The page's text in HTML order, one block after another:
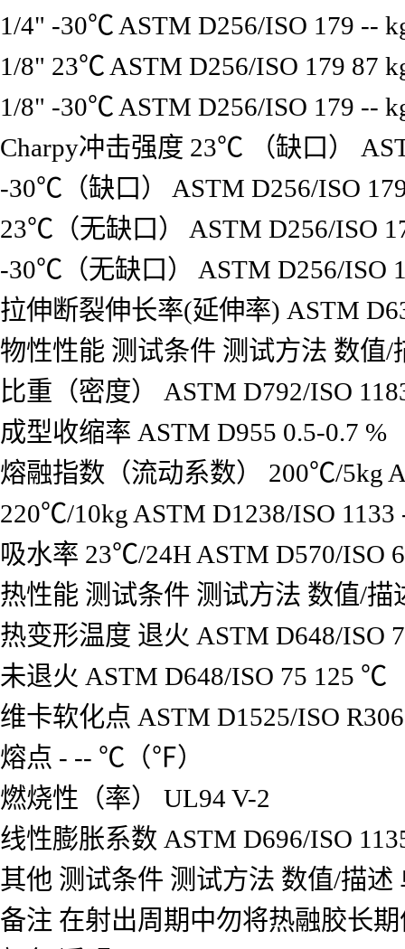
1/4" -30℃ ASTM D256/ISO 179 --
1/8" 23℃ ASTM D256/ISO 179 87
1/8" -30℃ ASTM D256/ISO 179 --
Charpy冲击强度 23℃ （缺口）
-30℃（缺口）
ASTM D256/ISO
23℃（无缺口）
ASTM D256/ISO
-30℃（无缺口）
ASTM D256/ISO
拉伸断裂伸长率(延伸率) ASTM
物性性能 测试条件 测试方法 数值/
比重（密度）
ASTM D792/ISO
成型收缩率 ASTM D955 0.5-0.7 %
熔融指数（流动系数）
200℃/5kg
220℃/10kg ASTM D1238/ISO 1133
吸水率 23℃/24H ASTM D570/ISO
热性能 测试条件 测试方法 数值/描
热变形温度 退火 ASTM D648/ISO
未退火 ASTM D648/ISO 75 125 ℃
维卡软化点 ASTM D1525/ISO R306
熔点 - -- ℃（℉）
燃烧性（率）
UL94 V-2
线性膨胀系数 ASTM D696/ISO
其他 测试条件 测试方法 数值/描述
备注 在射出周期中勿将热融胶长